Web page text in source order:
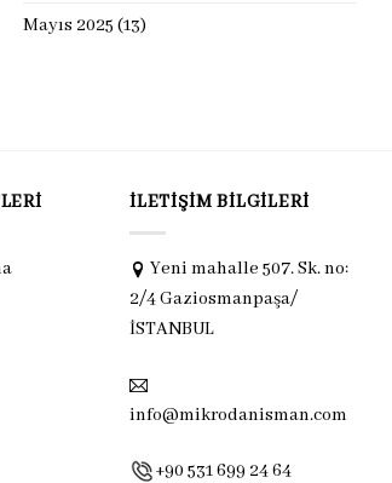
Mayıs 2025 (13)
İLETIŞIM BILGILERI
Yeni mahalle 507. Sk. no:
2/4 Gaziosmanpaşa/
İSTANBUL
info@mikrodanisman.com
+90 531 699 24 64